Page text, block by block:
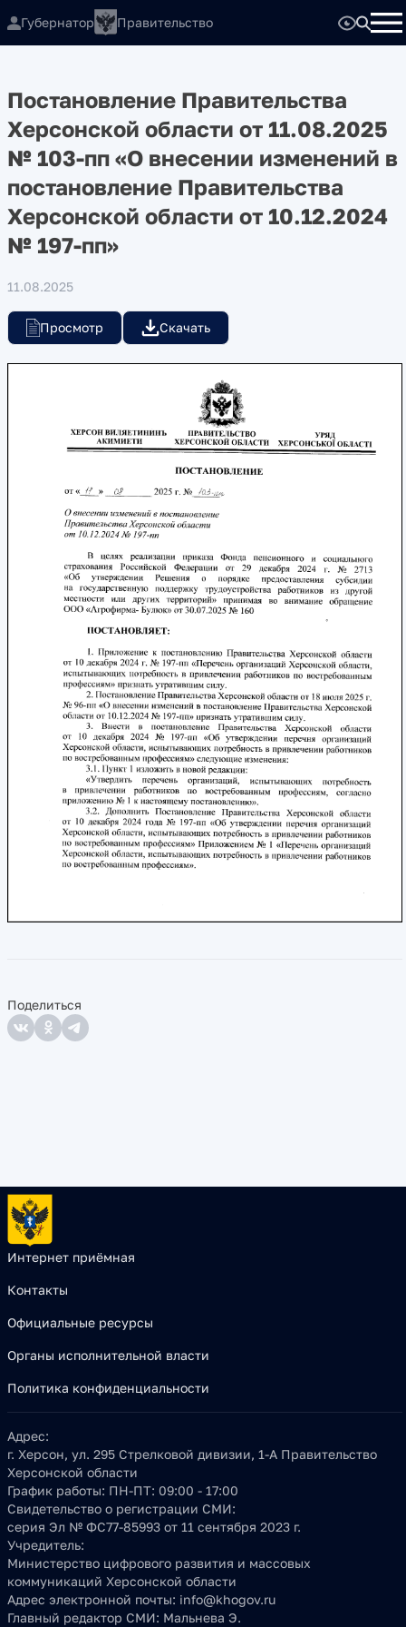
Губернатор Правительство
Постановление Правительства
Херсонской области от 11.08.2025
№ 103-пп «О внесении изменений в
постановление Правительства
Херсонской области от 10.12.2024
№ 197-пп»
11.08.2025
Просмотр Скачать
Поделиться
Интернет приёмная
Контакты
Официальные ресурсы
Органы исполнительной власти
Политика конфиденциальности
Адрес:
г. Херсон, ул. 295 Стрелковой дивизии, 1-А Правительство
Херсонской области
График работы: ПН-ПТ: 09:00 - 17:00
Свидетельство о регистрации СМИ:
серия Эл № ФС77-85993 от 11 сентября 2023 г.
Учредитель:
Министерство цифрового развития и массовых
коммуникаций Херсонской области
Адрес электронной почты: info@khogov.ru
Главный редактор СМИ: Мальнева Э.